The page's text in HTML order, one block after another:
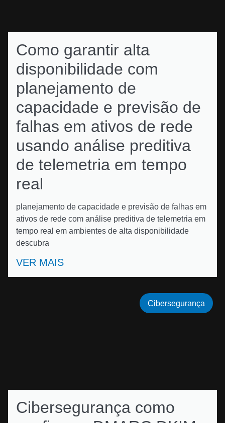
Como garantir alta
disponibilidade com
planejamento de
capacidade e previsão de
falhas em ativos de rede
usando análise preditiva
de telemetria em tempo
real
planejamento de capacidade e previsão de falhas em
ativos de rede com análise preditiva de telemetria em
tempo real em ambientes de alta disponibilidade
descubra
VER MAIS
Cibersegurança como
Cibersegurança